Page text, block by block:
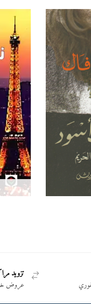
تزويد
عروض